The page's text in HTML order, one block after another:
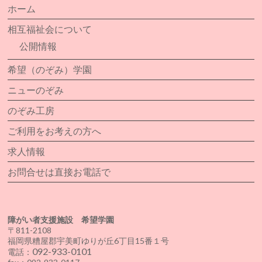
ホーム
相互福祉会について
公開情報
希望（のぞみ）学園
ニューのぞみ
のぞみ工房
ご利用をお考えの方へ
求人情報
お問合せは直接お電話で
障がい者支援施設 希望学園
〒811-2108
福岡県糟屋郡宇美町ゆりが丘6丁目15番１号
電話： 092-933-0101